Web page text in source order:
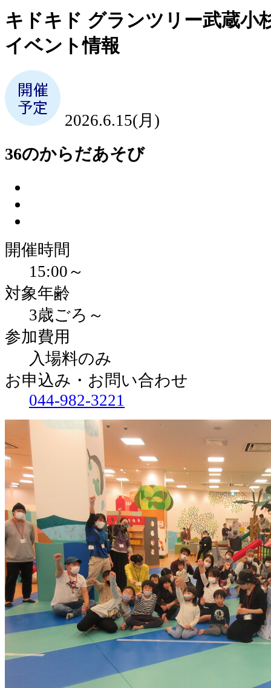
キドキド グランツリー武蔵小
イベント情報
2026.6.15(月)
36のからだあそび
開催時間
15:00～
対象年齢
3歳ごろ～
参加費用
入場料のみ
お申込み・お問い合わせ
044-982-3221